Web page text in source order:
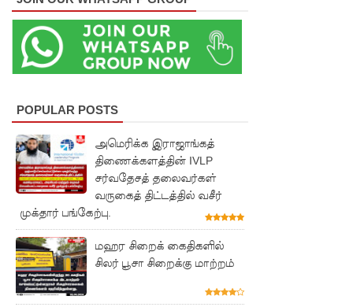
மெகசின்
சிறை!
குருவிட்ட
பல்லன்சே
ன
சிறைச்சா
நிலைமை
கட்டுப்பாட்
டுக்குள்!
POPULAR POSTS
அமெரிக்க இராஜாங்கத்
திணைக்களத்தின் IVLP
சர்வதேசத் தலைவர்கள்
வருகைத் திட்டத்தில் வசீர்
முக்தார் பங்கேற்பு.
மஹர சிறைக் கைதிகளில்
சிலர் பூசா சிறைக்கு மாற்றம்